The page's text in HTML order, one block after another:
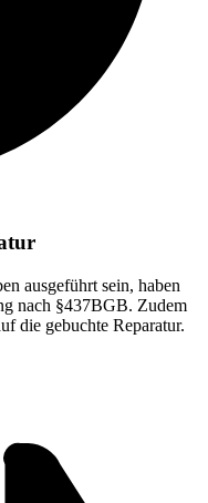
ausgeführt sein, haben
nach §437BGB. Zudem
die gebuchte Reparatur.